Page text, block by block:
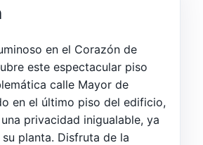
en el Corazón de
este espectacular piso
calle Mayor de
en el último piso del edificio,
privacidad inigualable, ya
planta. Disfruta de la